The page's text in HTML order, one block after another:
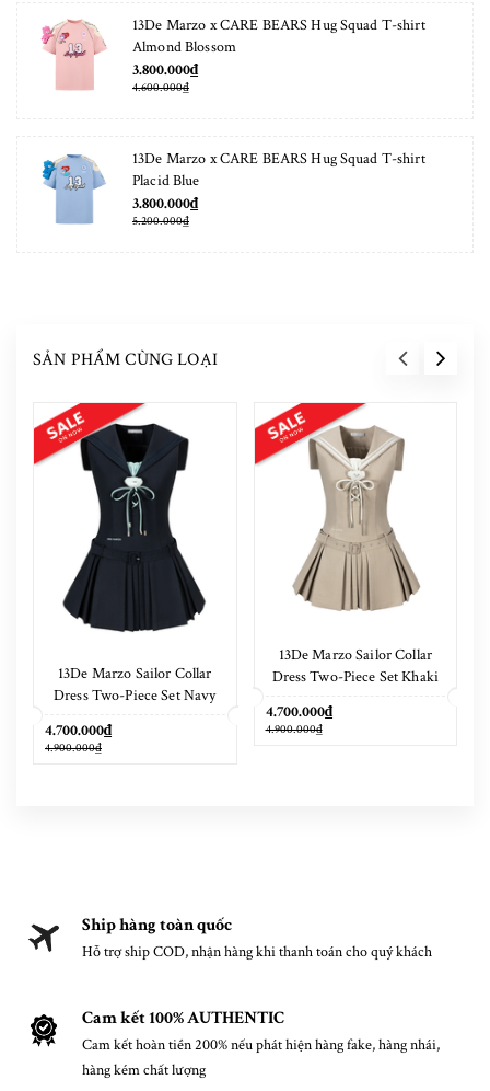
13De Marzo x CARE BEARS Hug Squad T-shirt
Almond Blossom
3.800.000₫
4.600.000₫
13De Marzo x CARE BEARS Hug Squad T-shirt
Placid Blue
3.800.000₫
5.200.000₫
SẢN PHẨM CÙNG LOẠI
13De Marzo Sailor Collar
Dress Two-Piece Set Navy
4.700.000₫
4.900.000₫
13De Marzo Sailor Collar
Dress Two-Piece Set Khaki
4.700.000₫
4.900.000₫
Ship hàng toàn quốc
Hỗ trợ ship COD, nhận hàng khi thanh toán cho quý khách
Cam kết 100% AUTHENTIC
Cam kết hoàn tiền 200% nếu phát hiện hàng fake, hàng nhái,
hàng kém chất lượng